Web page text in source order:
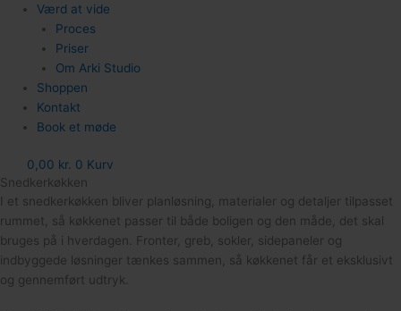
Værd at vide
Proces
Priser
Om Arki Studio
Shoppen
Kontakt
Book et møde
0,00 kr. 0 Kurv
Snedkerkøkken
I et snedkerkøkken bliver planløsning, materialer og detaljer tilpasset
rummet, så køkkenet passer til både boligen og den måde, det skal
bruges på i hverdagen. Fronter, greb, sokler, sidepaneler og
indbyggede løsninger tænkes sammen, så køkkenet får et eksklusivt
og gennemført udtryk.